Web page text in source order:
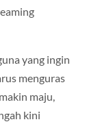
yang ingin
menguras
maju,
kini